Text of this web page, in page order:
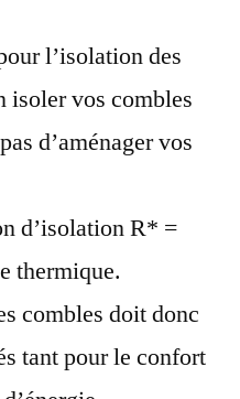
l’isolation des
isoler vos combles
d’aménager vos
d’isolation R* =
thermique.
combles doit donc
tant pour le confort